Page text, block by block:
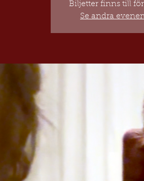
Biljetter finns till
Se andra